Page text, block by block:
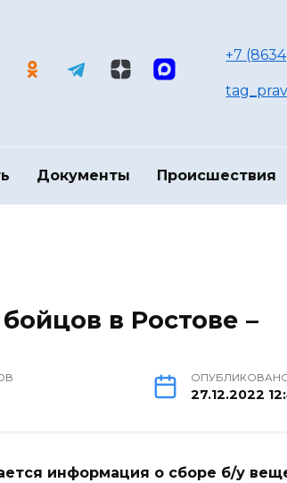
+7
Документы Происшествия
в Ростове –
27.12.2022
информация о сборе б/у